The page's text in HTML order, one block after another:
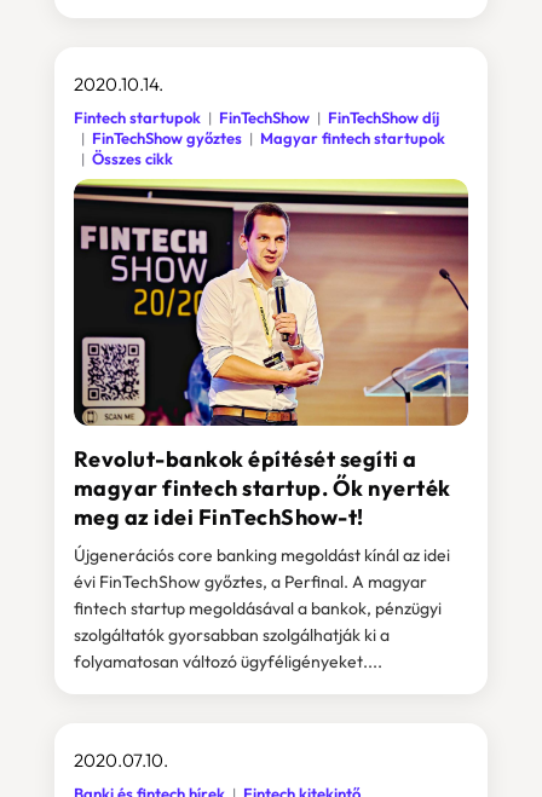
Revolut-bankok építését segíti a
magyar fintech startup. Ők nyerték
meg az idei FinTechShow-t!
2020.10.14.
Fintech startupok FinTechShow
FinTechShow díj
FinTechShow győztes
Magyar fintech startupok
Összes cikk
Újgenerációs core banking megoldást kínál az idei
évi FinTechShow győztes, a Perfinal. A magyar
fintech startup megoldásával a bankok, pénzügyi
szolgáltatók gyorsabban szolgálhatják ki a
folyamatosan változó ügyféligényeket....
2020.07.10.